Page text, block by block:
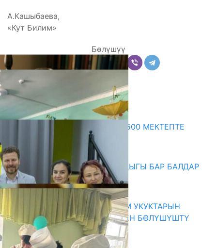
А.Кашыбаева,
«Кут Билим»
Бөлүшүү
Комментарийлер
Акыркы жаңылыктар
ПРЕЗИДЕНТТИН ЖАРЛЫГЫ: 500 МЕКТЕПТЕ
ШАХМАТ ИЙРИМИ АЧЫЛАТ
06.08.2026
СҮЛҮКТҮ: ӨЗГӨЧӨ МУКТАЖДЫГЫ БАР БАЛДАР
ҮЧҮН БОРБОР АЧЫЛДЫ
06.08.2026
КЫРГЫЗ ЭКСПЕРТТЕРИ АДАМ УКУКТАРЫН
ОКУТУУ ТАЖРЫЙБАСЫ МЕНЕН БӨЛҮШҮШТҮ
06.08.2026
Абитуриент